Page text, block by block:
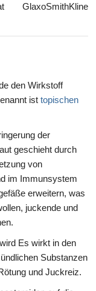
GlaxoSmithKline
den Wirkstoff
ist topischen
der
geschieht durch
von
im Immunsystem
erweitern, was
juckende und
Es wirkt in den
Substanzen
und Juckreiz.